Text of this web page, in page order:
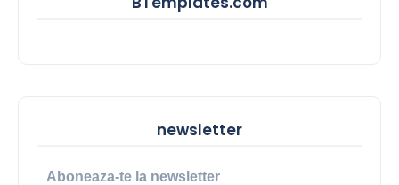
newsletter
Aboneaza-te la newsletter